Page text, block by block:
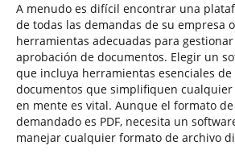
A menudo es difícil encontrar una
de todas las demandas de su empresa
herramientas adecuadas para
aprobación de documentos. Elegir un
que incluya herramientas esenciales
documentos que simplifiquen cualquier
en mente es vital. Aunque el formato
demandado es PDF, necesita un
manejar cualquier formato de archivo